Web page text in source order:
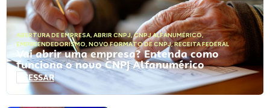
ABERTURA DE EMPRESA, ABRIR CNPJ,CNPJ ALFANUMÉRICO,
EMPREENDEDORISMO, NOVO FORMATO DE CNPJ,RECEITA FEDERAL
Vai abrir uma empresa? Entenda como
funciona o novo CNPJ Alfanumérico
ACESSAR